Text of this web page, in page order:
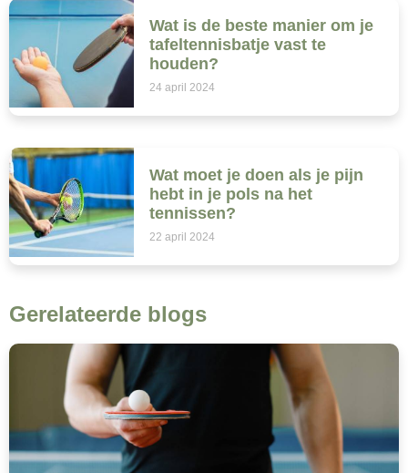
Wat is de beste manier om je
tafeltennisbatje vast te
houden?
24 april 2024
Wat moet je doen als je pijn
hebt in je pols na het
tennissen?
22 april 2024
Gerelateerde blogs